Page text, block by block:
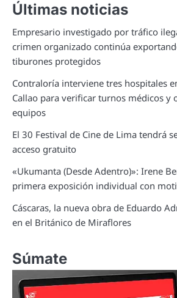
Últimas noticias
Empresario investigado por tráfico
crimen organizado continúa
tiburones protegidos
Contraloría interviene tres hospitales
Callao para verificar turnos médicos y
equipos
El 30 Festival de Cine de Lima tendrá
acceso gratuito
«Ukumanta (Desde Adentro)»: Irene
primera exposición individual con
Cáscaras, la nueva obra de Eduardo
en el Británico de Miraflores
Súmate